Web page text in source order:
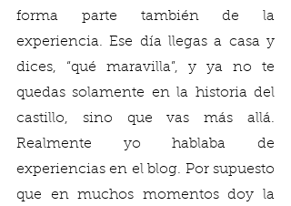
forma parte también de la
experiencia. Ese día llegas a casa y
dices, “qué maravilla”, y ya no te
quedas solamente en la historia del
castillo, sino que vas más allá.
Realmente yo hablaba de
experiencias en el blog. Por supuesto
que en muchos momentos doy la